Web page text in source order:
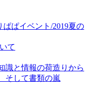
ぱイベント/2019夏の
て
識と情報の荷造りから
そして書類の嵐